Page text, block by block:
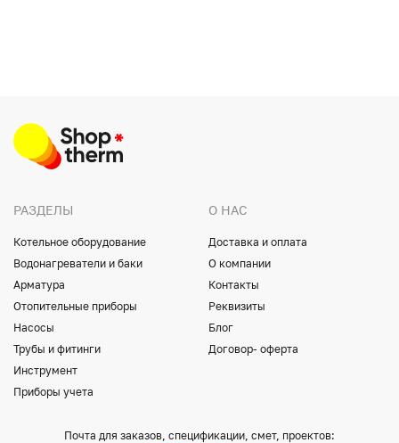
РАЗДЕЛЫ
Котельное оборудование
Водонагреватели и баки
Арматура
Отопительные приборы
Насосы
Трубы и фитинги
Инструмент
Приборы учета
О НАС
Доставка и оплата
О компании
Контакты
Реквизиты
Блог
Договор- оферта
Почта для заказов, спецификации, смет, проектов: